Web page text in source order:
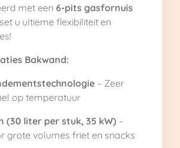
met een 6-pits gasfornuis
u ultieme flexibiliteit en
Bakwand:
– Zeer
op temperatuur
(30 liter per stuk, 35 kW) –
grote volumes friet en snacks